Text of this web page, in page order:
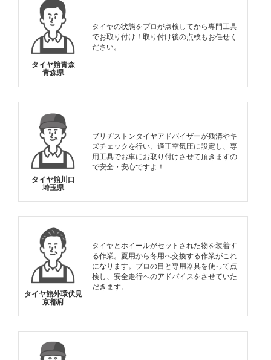
タイヤ館青森
青森県
タイヤの状態をプロが点検してから専門工具
でお取り付け！取り付け後の点検もお任せく
ださい。
タイヤ館川口
埼玉県
ブリヂストンタイヤアドバイザーが残溝やキ
ズチェックを行い、適正空気圧に設定し、専
用工具でお車にお取り付けさせて頂きますの
で安全・安心ですよ！
タイヤ館外環伏見
京都府
タイヤとホイールがセットされた物を装着す
る作業。夏用から冬用へ交換する作業がこれ
になります。プロの目と専用器具を使って点
検し、安全走行へのアドバイスをさせていた
だきます。